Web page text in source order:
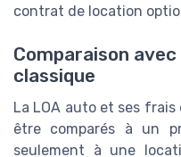
contrat de location
Comparaison
classique
La LOA auto et ses
être comparés à un
seulement à une